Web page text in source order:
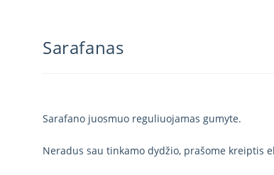
Sarafanas
Sarafano juosmuo reguliuojamas gumyte.
Neradus sau tinkamo dydžio, prašome kreiptis